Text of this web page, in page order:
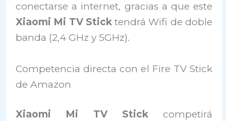
conectarse a internet, gracias a que este
Xiaomi Mi TV Sticktendrá Wifi de doble
banda (2,4 GHz y 5GHz).
Competencia directa con el Fire TV Stick
de Amazon
Xiaomi Mi TV Stickcompetirá